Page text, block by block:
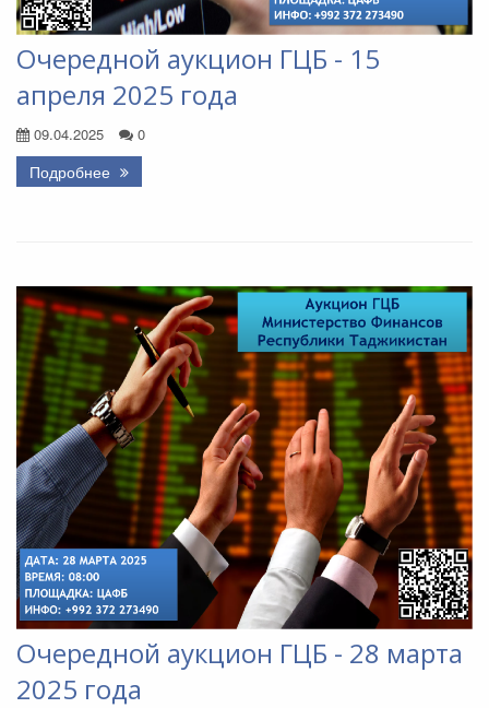
Очередной аукцион ГЦБ - 15
апреля 2025 года
09.04.2025 0
Подробнее
Очередной аукцион ГЦБ - 28 марта
2025 года